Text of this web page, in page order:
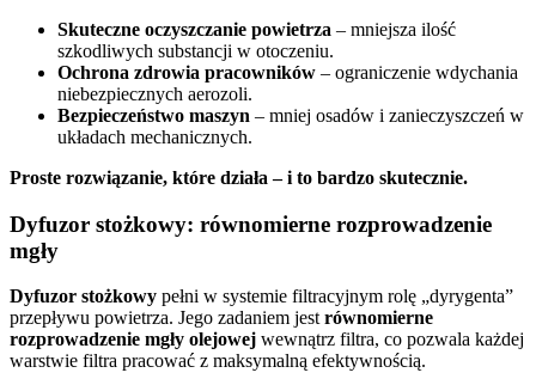
Skuteczne oczyszczanie powietrza – mniejsza ilość
szkodliwych substancji w otoczeniu.
Ochrona zdrowia pracowników – ograniczenie wdychania
niebezpiecznych aerozoli.
Bezpieczeństwo maszyn – mniej osadów i zanieczyszczeń w
układach mechanicznych.
Proste rozwiązanie, które działa – i to bardzo skutecznie.
Dyfuzor stożkowy: równomierne rozprowadzenie
mgły
Dyfuzor stożkowy pełni w systemie filtracyjnym rolę „dyrygenta”
przepływu powietrza. Jego zadaniem jestrównomierne
rozprowadzenie mgły olejowej wewnątrz filtra, co pozwala każdej
warstwie filtra pracować z maksymalną efektywnością.